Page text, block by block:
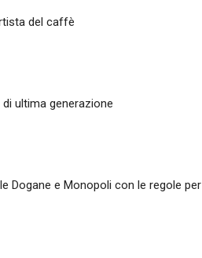
del caffè
ultima generazione
Dogane e Monopoli con le regole per